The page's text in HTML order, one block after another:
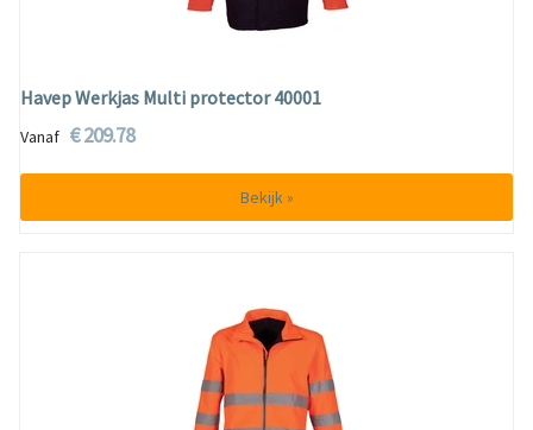
Havep Werkjas Multi protector 40001
Vanaf € 209.78
Bekijk »